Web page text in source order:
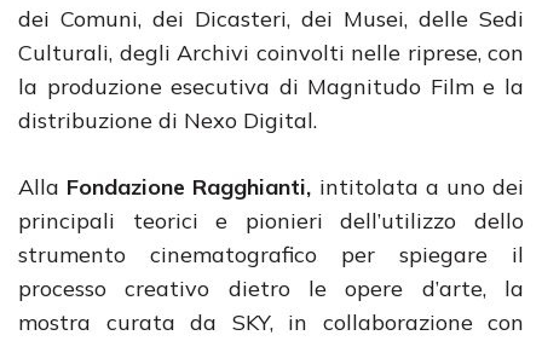
dei Comuni, dei Dicasteri, dei Musei, delle Sedi
Culturali, degli Archivi coinvolti nelle riprese, con
la produzione esecutiva di Magnitudo Film e la
distribuzione di Nexo Digital.
Alla Fondazione Ragghianti, intitolata a uno dei
principali teorici e pionieri dell’utilizzo dello
strumento cinematografico per spiegare il
processo creativo dietro le opere d’arte, la
mostra curata da SKY, in collaborazione con